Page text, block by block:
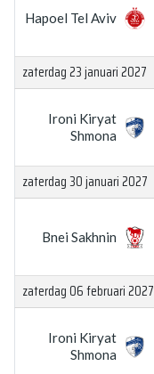
Hapoel Tel Aviv
zaterdag 23 januari 2027
Ironi Kiryat
Shmona
zaterdag 30 januari 2027
Bnei Sakhnin
zaterdag 06 februari 2027
Ironi Kiryat
Shmona